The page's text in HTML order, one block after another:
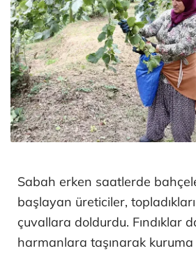
Sabah erken saatlerde
başlayan üreticiler, topladıkları
çuvallara doldurdu. Fındıklar
harmanlara taşınarak kuruma